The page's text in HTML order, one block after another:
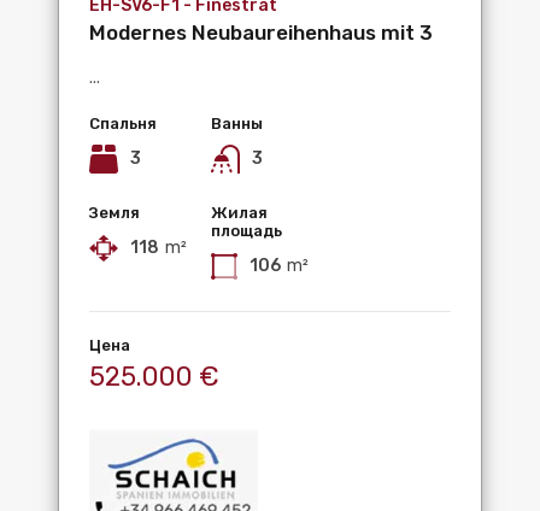
EH-SV6-F1 - Finestrat
Modernes Neubaureihenhaus mit 3
...
Спальня
3
Ванны
3
Земля
118 m²
Жилая
площадь
106 m²
Цена
525.000 €